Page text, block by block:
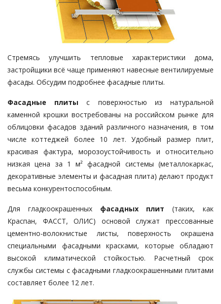
Объявления
Стремясь улучшить тепловые характеристики дома,
застройщики всё чаще применяют навесные вентилируемые
фасады. Обсудим подробнее фасадные плиты.
Фасадные плиты с поверхностью из натуральной
каменной крошки востребованы на российском рынке для
облицовки фасадов зданий различного назначения, в том
числе коттеджей более 10 лет. Удобный размер плит,
красивая фактура, морозоустойчивость и относительно
низкая цена за 1 м² фасадной системы (металлокаркас,
декоративные элементы и фасадная плита) делают продукт
весьма конкурентоспособным.
Для гладкоокрашенных фасадных плит (таких, как
Краспан, ФАССТ, ОЛИС) основой служат прессованные
цементно-волокнистые листы, поверхность окрашена
специальными фасадными красками, которые обладают
высокой климатической стойкостью. Расчетный срок
службы системы с фасадными гладкоокрашенными плитами
составляет более 12 лет.